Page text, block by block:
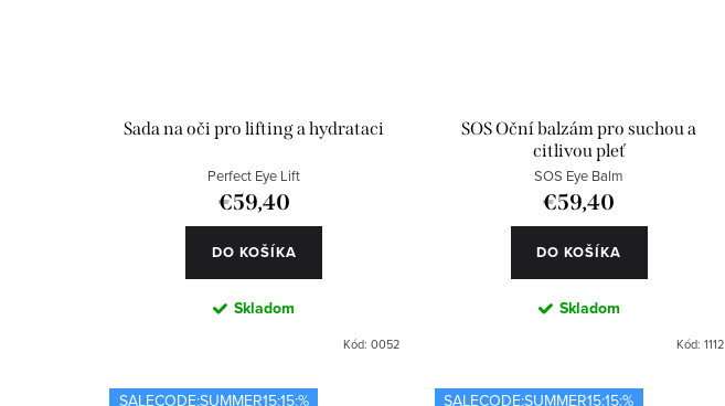
Sada na oči pro lifting a hydrataci
Perfect Eye Lift
€59,40
DO KOŠÍKA
Skladom
Kód: 0052
SOS Oční balzám pro suchou a
citlivou pleť
SOS Eye Balm
€59,40
DO KOŠÍKA
Skladom
Kód: 1112
SALECODE:SUMMER15:15:% SALECODE:SUMMER15:15:%